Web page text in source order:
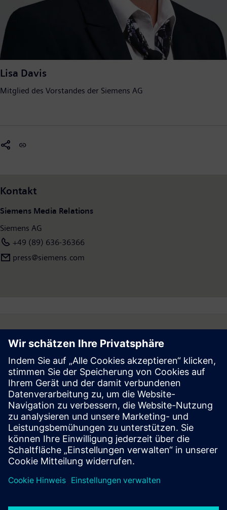
Lisa Davis
Mitglied des Vorstandes der Siemens AG
Kontakt
Siemens Media Relations
Siemens AG
+49 (89) 636-36366
press@siemens.com
Follow
Press | Company | Siemens
© Siemens 1996 – 2026
Corporate Information
Privacy Notice
Cookie Notice